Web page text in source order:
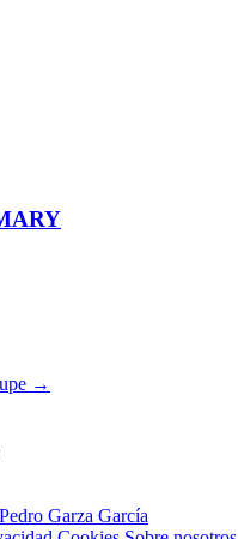
→
Garza García